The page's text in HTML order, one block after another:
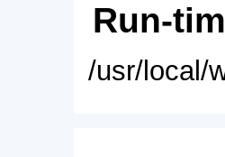
Run-
/usr/local/